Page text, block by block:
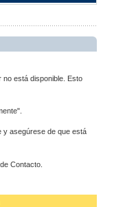
no está disponible. Esto
y asegúrese de que está
Contacto.